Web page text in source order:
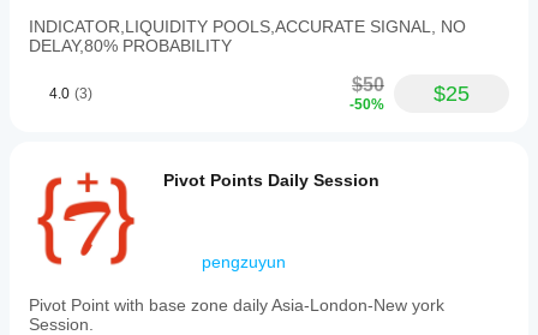
INDICATOR,LIQUIDITY POOLS,ACCURATE SIGNAL, NO
DELAY,80% PROBABILITY
4.0 (3) $50
-50% $25
Pivot Points Daily Session
pengzuyun
Pivot Point with base zone daily Asia-London-New york
Session.